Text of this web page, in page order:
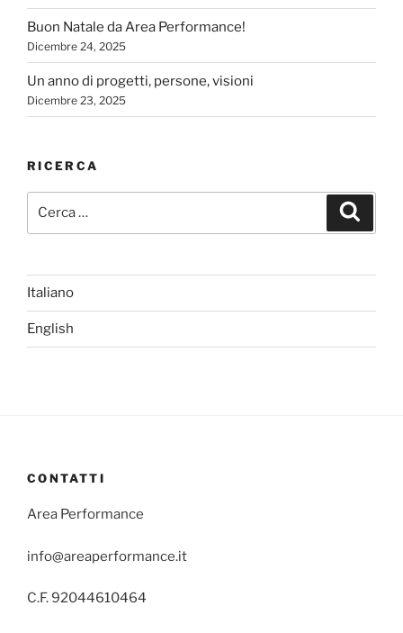
Buon Natale da Area Performance!
Dicembre 24, 2025
Un anno di progetti, persone, visioni
Dicembre 23, 2025
RICERCA
Italiano
English
CONTATTI
Area Performance
info@areaperformance.it
C.F. 92044610464